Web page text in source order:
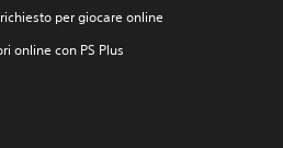
per giocare online
online con PS Plus